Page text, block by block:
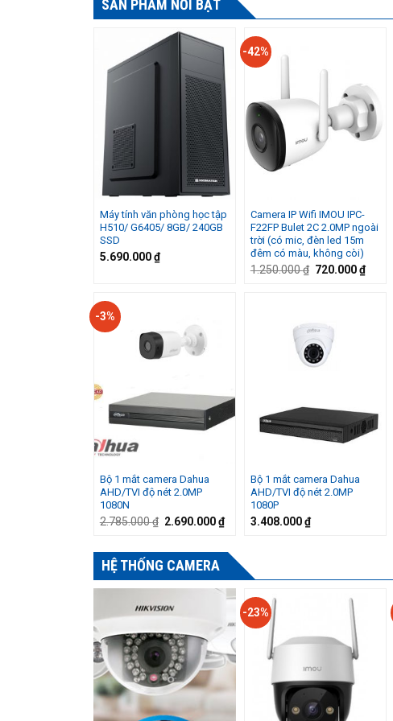
SẢN PHẨM NỔI BẬT
Máy tính văn phòng học tập
H510/ G6405/ 8GB/ 240GB
SSD
5.690.000₫
-42%
Camera IP Wifi IMOU IPC-
F22FP Bulet 2C 2.0MP ngoài
trời (có mic, đèn led 15m
đêm có màu, không còi)
1.250.000₫ Giá
720.000₫Giá
hiện
-3%
Bộ 1 mắt camera Dahua
AHD/TVI độ nét 2.0MP
1080N
2.785.000₫ Giá
2.785.000 ₫.
2.690.000₫Giá
hiện
là:
2.690.000 ₫.
Bộ 1 mắt camera Dahua
AHD/TVI độ nét 2.0MP
1080P
3.408.000₫
HỆ THỐNG CAMERA
-23%